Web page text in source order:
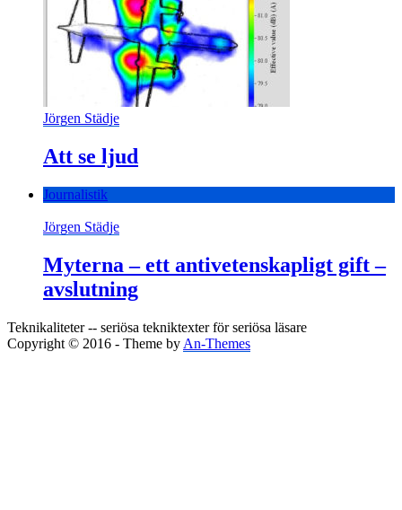
Jörgen Städje
Att se ljud
Journalistik
Jörgen Städje
Myterna – ett antivetenskapligt gift –
avslutning
Teknikaliteter -- seriösa tekniktexter för seriösa läsare
Copyright © 2016 - Theme by An-Themes